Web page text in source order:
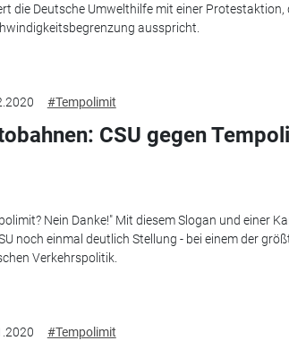
die Deutsche Umwelthilfe mit einer Protestaktion,
ausspricht.
#Tempolimit
CSU gegen
Nein Danke!" Mit diesem Slogan und einer
noch einmal deutlich Stellung - bei einem der
Verkehrspolitik.
#Tempolimit